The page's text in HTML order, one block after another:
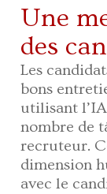
Une
des
Les
bons
utilisant
nombre de
recruteur.
dimension
avec le